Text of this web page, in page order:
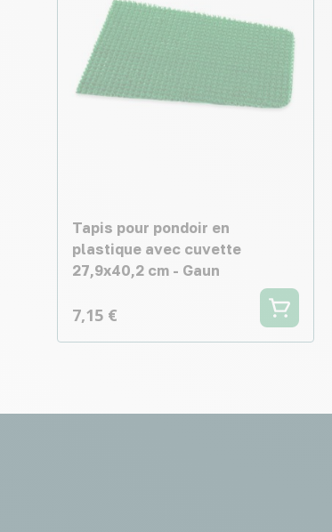
Tapis pour pondoir en
plastique avec cuvette
27,9x40,2 cm - Gaun
7,15 €